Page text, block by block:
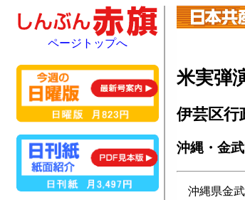
米実弾
伊芸区行
沖縄・金
沖縄県金武
ページトップへ